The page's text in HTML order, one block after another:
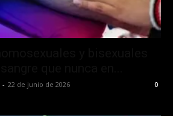
- 22 de junio de 2026 0